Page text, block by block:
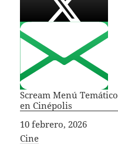
Scream Menú
en Cinépolis
Fecha
10 febrero, 2026
In relation to
Cine